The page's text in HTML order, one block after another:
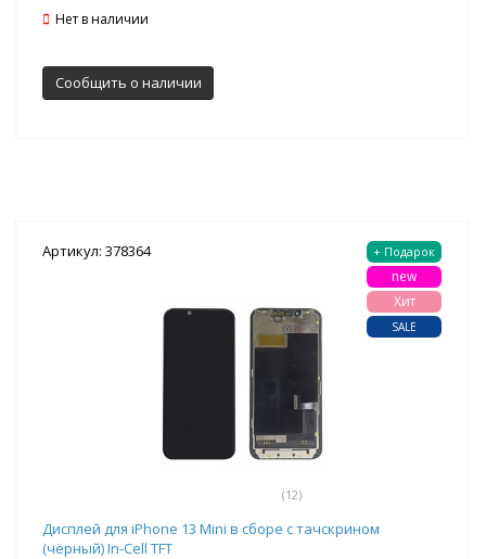
Нет в наличии
Сообщить о наличии
Артикул: 378364
(12)
+ Подарок
new
Хит
SALE
Дисплей для iPhone 13 Mini в сборе с тачскрином
(чёрный) In-Cell TFT